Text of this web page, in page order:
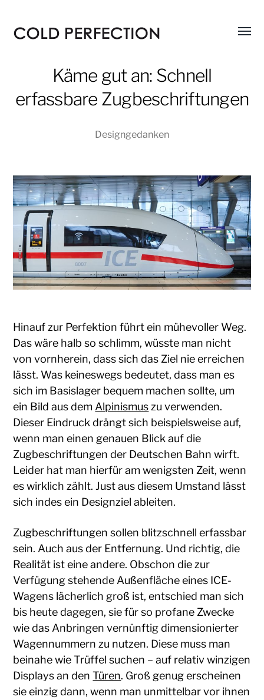
PERFECTION
Menü
Käme gut an: Schnell
erfassbare Zugbeschriftungen
Designgedanken
Hinauf zur Perfektion führt ein mühevoller Weg.
Das wäre halb so schlimm, wüsste man nicht
von vornherein, dass sich das Ziel nie erreichen
lässt. Was keineswegs bedeutet, dass man es
sich im Basislager bequem machen sollte, um
ein Bild aus dem Alpinismuszu verwenden.
Dieser Eindruck drängt sich beispielsweise auf,
wenn man einen genauen Blick auf die
Zugbeschriftungen der Deutschen Bahn wirft.
Leider hat man hierfür am wenigsten Zeit, wenn
es wirklich zählt. Just aus diesem Umstand lässt
sich indes ein Designziel ableiten.
Zugbeschriftungen sollen blitzschnell erfassbar
sein. Auch aus der Entfernung. Und richtig, die
Realität ist eine andere. Obschon die zur
Verfügung stehende Außenfläche eines ICE-
Wagens lächerlich groß ist, entschied man sich
bis heute dagegen, sie für so profane Zwecke
wie das Anbringen vernünftig dimensionierter
Wagennummern zu nutzen. Diese muss man
beinahe wie Trüffel suchen – auf relativ winzigen
Displays an denTüren. Groß genug erscheinen
sie einzig dann, wenn man unmittelbar vor ihnen